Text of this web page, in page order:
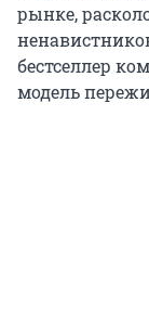
рынке,
бестселлер
модель